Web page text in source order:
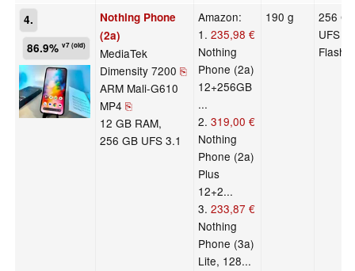
4.
86.9%v7 (old)
Nothing Phone
(2a)
MediaTek
Dimensity 7200 ⎘
ARM Mali-G610
MP4 ⎘
12 GB RAM,
256 GB UFS 3.1
Amazon:
1.235,98 €
Nothing
Phone (2a)
12+256GB
...
2.319,00 €
Nothing
Phone (2a)
Plus
12+2...
3.233,87 €
Nothing
Phone (3a)
Lite, 128...
190 g
256
UFS
Flash